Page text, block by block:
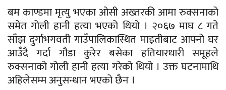
बम काण्डमा मृत्यु भएका ओसी अख्तरकी आमा रुक्सनाको
समेत गोली हानी हत्या भएको थियो । २०६७ माघ ८ गते
साँझ दुर्गाभगवती गाउँपालिकास्थित माइतीबाट आफ्नो घर
आउँदै गर्दा गौडा कुरेर बसेका हतियारधारी समूहले
रुक्सनाको गोली हानी हत्या गरेको थियो । उक्त घटनामाथि
अहिलेसम्म अनुसन्धान भएको छैन ।